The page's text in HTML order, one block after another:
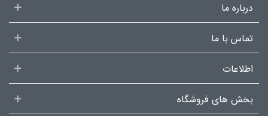
درباره ما
تماس با ما
اطلاعات
بخش های فروشگاه